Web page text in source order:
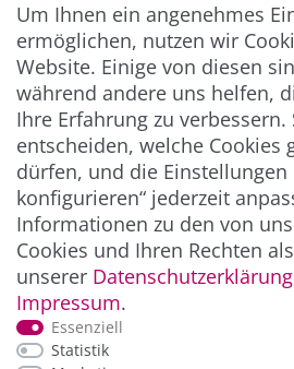
Abonnieren
** Hierbei handelt
ZAHLUNG & VERSAND
Um Ihnen ein angenehmes
ermöglichen, nutzen wir
Website. Einige von diesen
während andere uns helfen,
Ihre Erfahrung zu
entscheiden, welche Cookies
dürfen, und die Einstellungen
konfigurieren“ jederzeit
Informationen zu den von
Cookies und Ihren Rechten
unserer Daten­schutz­erklärung
Impressum.
Essenziell
Statistik